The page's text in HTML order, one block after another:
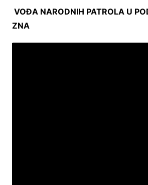
VOĐA NARODNIH PATROLA U
ZNA